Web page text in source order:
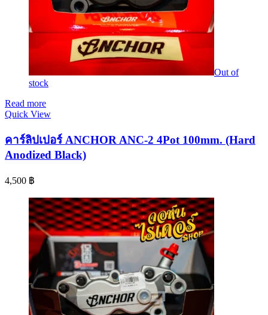
Out of
stock
Read more
Quick View
คาร์ลิปเปอร์ ANCHOR ANC-2 4Pot 100mm. (Hard
Anodized Black)
4,500 ฿